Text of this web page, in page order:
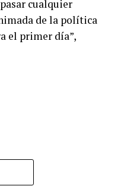
cualquier
de la política
el primer día”,